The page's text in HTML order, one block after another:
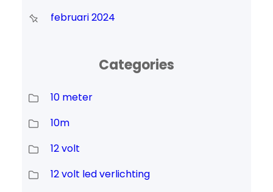
februari 2024
Categories
10 meter
10m
12 volt
12 volt led verlichting